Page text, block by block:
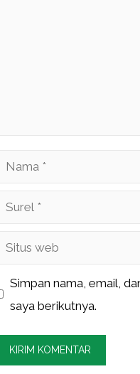
Nama
Surel
Situs
Simpan nama, email,
saya berikutnya.